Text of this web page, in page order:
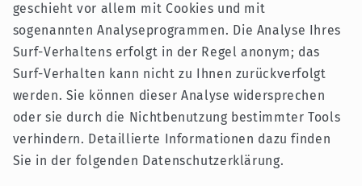
geschieht vor allem mit Cookies und mit
sogenannten Analyseprogrammen. Die Analyse Ihres
Surf-Verhaltens erfolgt in der Regel anonym; das
Surf-Verhalten kann nicht zu Ihnen zurückverfolgt
werden. Sie können dieser Analyse widersprechen
oder sie durch die Nichtbenutzung bestimmter Tools
verhindern. Detaillierte Informationen dazu finden
Sie in der folgenden Datenschutzerklärung.